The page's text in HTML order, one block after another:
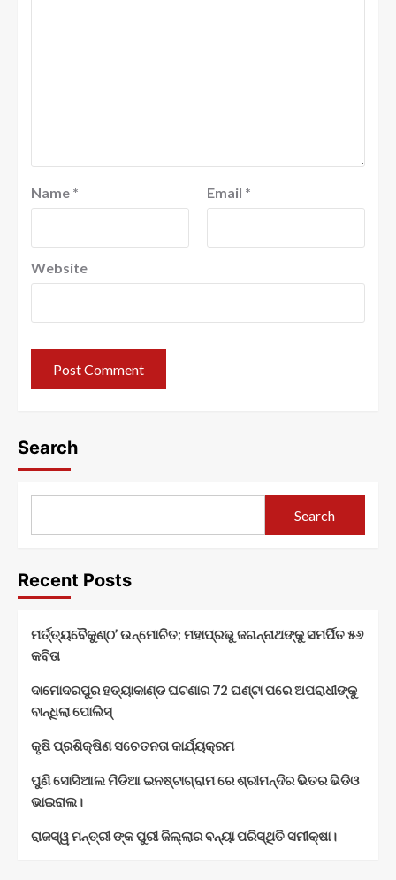
Name * Email *
Website
Search
Search
Recent Posts
ମର୍ତ୍ତ୍ୟବୈକୁଣ୍ଠ’ ଉନ୍ମୋଚିତ; ମହାପ୍ରଭୁ ଜଗନ୍ନାଥଙ୍କୁ ସମର୍ପିତ ୫୬
କବିତା
ଦାମୋଦରପୁର ହତ୍ୟାକାଣ୍ଡ ଘଟଣାର 72 ଘଣ୍ଟା ପରେ ଅପରାଧୀଙ୍କୁ
ବାନ୍ଧିଲା ପୋଲିସ୍
କୃଷି ପ୍ରଶିକ୍ଷିଣ ସଚେତନତା କାର୍ଯ୍ୟକ୍ରମ
ପୁଣି ସୋସିଆଲ ମିଡିଆ ଇନଷ୍ଟାଗ୍ରାମ ରେ ଶ୍ରୀମନ୍ଦିର ଭିତର ଭିଡିଓ
ଭାଇରାଲ।
ରାଜସ୍ୱ ମନ୍ତ୍ରୀ ଙ୍କ ପୁରୀ ଜିଲ୍ଲାର ବନ୍ୟା ପରିସ୍ଥିତି ସମୀକ୍ଷା।